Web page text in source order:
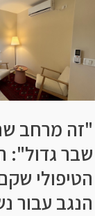
"זה מרחב
שבר גדול":
הטיפולי
הנגב עבור